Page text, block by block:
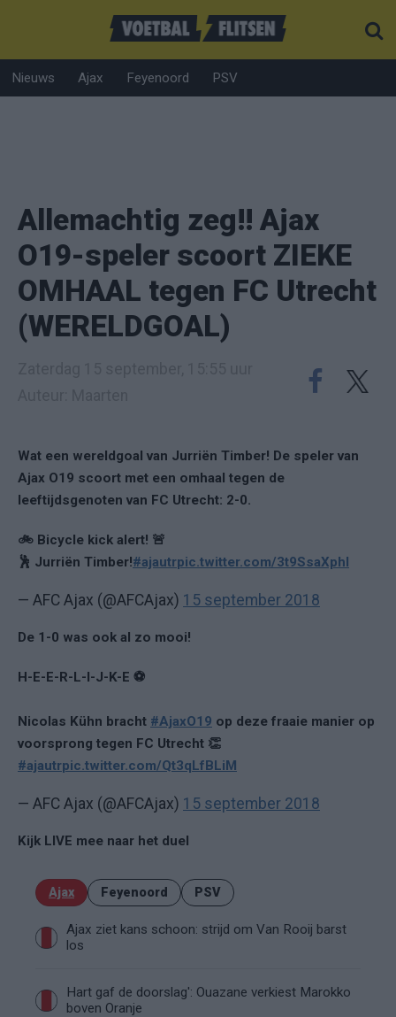
Nieuws Ajax Feyenoord PSV
Allemachtig zeg!! Ajax
O19-speler scoort ZIEKE
OMHAAL tegen FC Utrecht
(WERELDGOAL)
Wat een wereldgoal van Jurriën Timber! De speler van
Ajax O19 scoort met een omhaal tegen de
leeftijdsgenoten van FC Utrecht: 2-0.
🚲 Bicycle kick alert! 🚨
🕺 Jurriën Timber!#ajautrpic.twitter.com/3t9SsaXphl
— AFC Ajax (@AFCAjax) 15 september 2018
De 1-0 was ook al zo mooi!
H-E-E-R-L-I-J-K-E ⚽️
Nicolas Kühn bracht #AjaxO19 op deze fraaie manier op
voorsprong tegen FC Utrecht 👏
#ajautrpic.twitter.com/Qt3qLfBLiM
— AFC Ajax (@AFCAjax) 15 september 2018
Kijk LIVE mee naar het duel
Ajax Feyenoord PSV
Ajax ziet kans schoon: strijd om Van Rooij barst
los
Hart gaf de doorslag': Ouazane verkiest Marokko
boven Oranje